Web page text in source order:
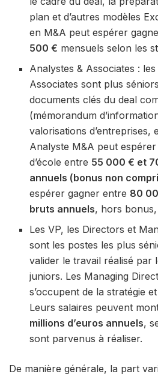
plan et d’autres modèles
en M&A peut espérer
500 € mensuels selon les
Analystes & Associates :
Associates sont plus
documents clés du deal
(mémorandum
valorisations d’entreprises,
Analyste M&A peut
d’école entre 55 000 € et
annuels (bonus non
espérer gagner entre 80
bruts annuels, hors
Les VP, les Directors et
sont les postes les plus
valider le travail réalisé par
juniors. Les Managing
s’occupent de la stratégie
Leurs salaires peuvent
millions d’euros annuels,
sont parvenus à réaliser.
De manière générale, la part